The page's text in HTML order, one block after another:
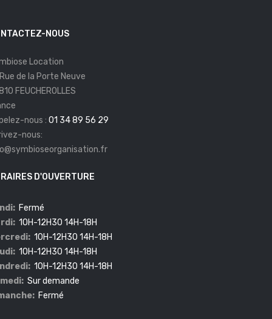
NOUS
Location
de la Porte Neuve
FEUCHEROLLES
nous : 01 34 89 56 29
nous:
D'OUVERTURE
Fermé
10H-12H30 14H-18H
10H-12H30 14H-18H
10H-12H30 14H-18H
10H-12H30 14H-18H
Sur demande
Fermé